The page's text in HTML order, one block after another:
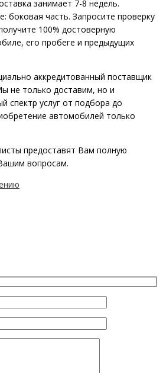
занимает 7-8 недель.
боковая часть. Запросите проверку
100% достоверную
его пробеге и предыдущих
аккредитованный поставщик
не только доставим, но и
спектр услуг от подбора до
автомобилей только
предоставят Вам полную
вопросам.